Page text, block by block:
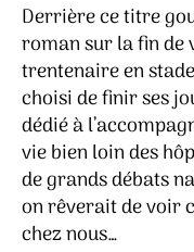
Derrière ce titre
roman sur la fin de
trentenaire en
choisi de finir ses
dédié à
vie bien loin des
de grands débats
on rêverait de voir
chez nous…